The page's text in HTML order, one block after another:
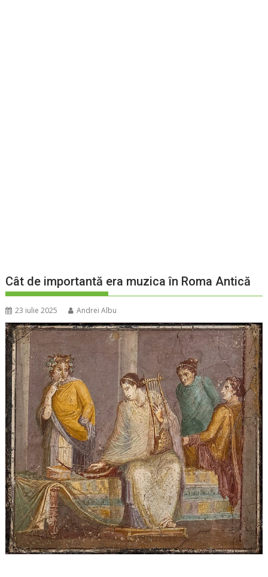
Cât de importantă era muzica în Roma Antică
23 iulie 2025 Andrei Albu